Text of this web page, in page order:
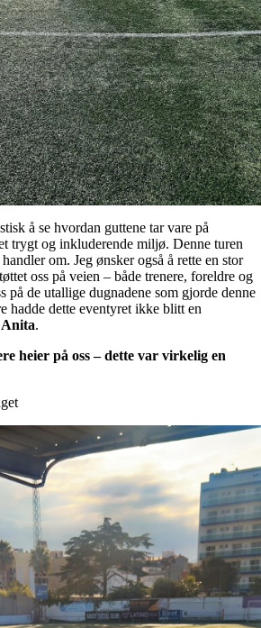
å se hvordan guttene tar vare på
trygt og inkluderende miljø. Denne turen
om. Jeg ønsker også å rette en stor
oss på veien – både trenere, foreldre og
på de utallige dugnadene som gjorde denne
hadde dette eventyret ikke blitt en
Anita.
heier på oss – dette var virkelig en